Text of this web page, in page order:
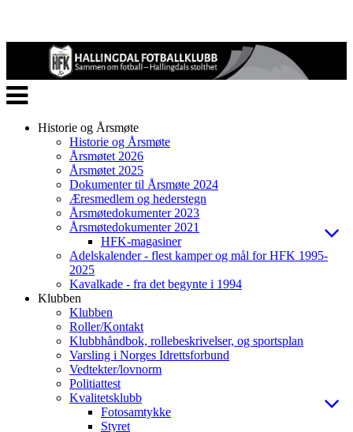
Veksle
navigasjon
Historie og Årsmøte
Historie og Årsmøte
Årsmøtet 2026
Årsmøtet 2025
Dokumenter til Årsmøte 2024
Æresmedlem og hederstegn
Årsmøtedokumenter 2023
Årsmøtedokumenter 2021
HFK-magasiner
Adelskalender - flest kamper og mål for HFK 1995-
2025
Kavalkade - fra det begynte i 1994
Klubben
Klubben
Roller/Kontakt
Klubbhåndbok, rollebeskrivelser, og sportsplan
Varsling i Norges Idrettsforbund
Vedtekter/lovnorm
Politiattest
Kvalitetsklubb
Fotosamtykke
Styret